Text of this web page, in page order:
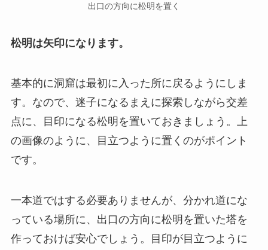
出口の方向に松明を置く
松明は矢印になります。
基本的に洞窟は最初に入った所に戻るようにしま
す。なので、迷子になるまえに探索しながら交差
点に、目印になる松明を置いておきましょう。上
の画像のように、目立つように置くのがポイント
です。
一本道ではする必要ありませんが、分かれ道にな
っている場所に、出口の方向に松明を置いた塔を
作っておけば安心でしょう。目印が目立つように